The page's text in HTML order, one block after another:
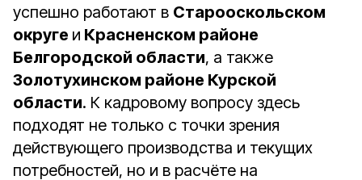
успешно работают в Старооскольском
округе и Красненском районе
Белгородской области, а также
Золотухинском районе Курской
области. К кадровому вопросу здесь
подходят не только с точки зрения
действующего производства и текущих
потребностей, но и в расчёте на